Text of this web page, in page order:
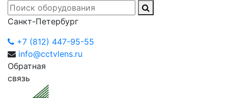
Санкт-Петербург
+7 (812) 447-95-55
info@cctvlens.ru
Обратная
связь